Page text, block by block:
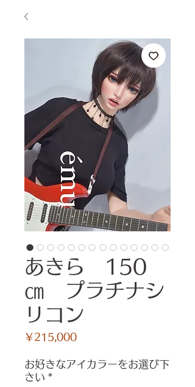
あきら 150
㎝ プラチナシ
リコン
￥215,000価
お好きなアイカラーをお選び下
さい *